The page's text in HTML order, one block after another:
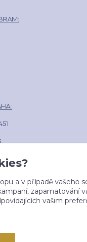
CENTRUM
a v případě vašeho
zapamatování
vašim